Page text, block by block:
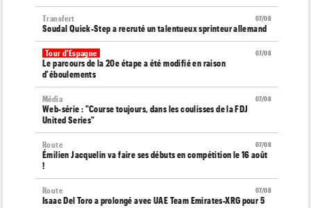
07/08
Transfert
Soudal Quick-Step a recruté un talentueux sprinteur allemand
07/08
Tour d'Espagne
Le parcours de la 20e étape a été modifié en raison
d'éboulements
07/08
Média
Web-série : "Course toujours, dans les coulisses de la FDJ
United Series"
07/08
Route
Émilien Jacquelin va faire ses débuts en compétition le 16 août
!
07/08
Route
Isaac Del Toro a prolongé avec UAE Team Emirates-XRG pour 5